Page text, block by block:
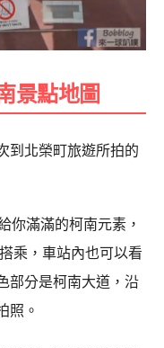
景點地圖
到北榮町旅遊所拍的
你滿滿的柯南元素，
乘，車站內也可以看
部分是柯南大道，沿
照。